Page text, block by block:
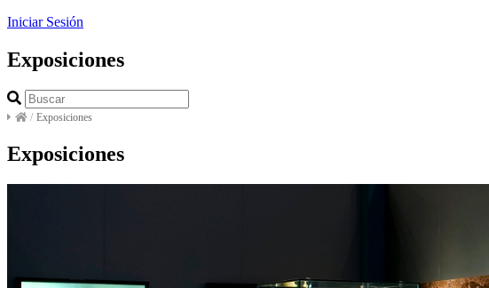
Iniciar Sesión
Exposiciones
/ Exposiciones
Exposiciones